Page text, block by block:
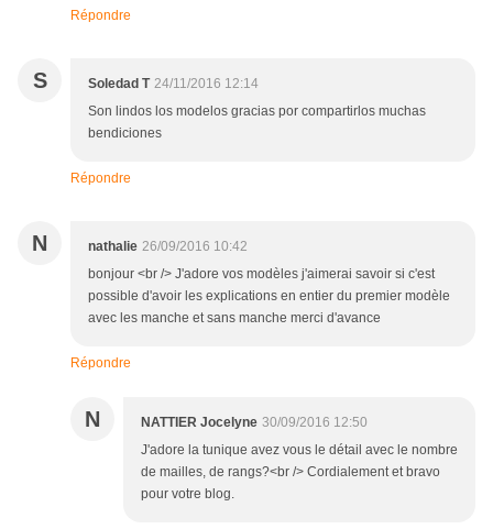
Répondre
S Soledad T 24/11/2016 12:14
Son lindos los modelos gracias por compartirlos muchas
bendiciones
Répondre
N nathalie 26/09/2016 10:42
bonjour <br /> J'adore vos modèles j'aimerai savoir si c'est
possible d'avoir les explications en entier du premier modèle
avec les manche et sans manche merci d'avance
Répondre
N NATTIER Jocelyne 30/09/2016 12:50
J'adore la tunique avez vous le détail avec le nombre
de mailles, de rangs?<br /> Cordialement et bravo
pour votre blog.